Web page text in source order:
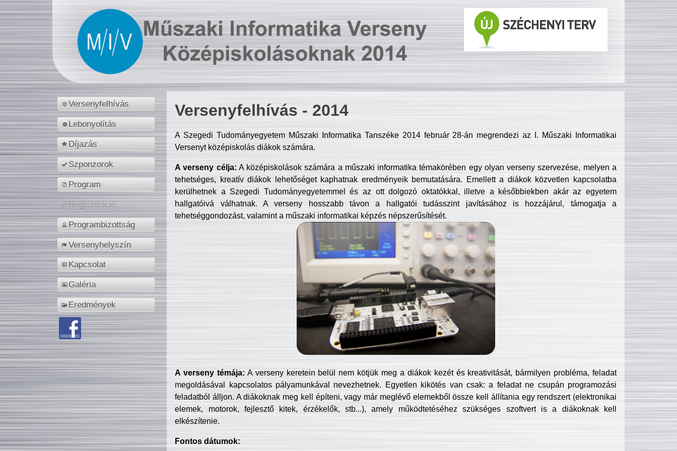
Versenyfelhívás
Lebonyolítás
Díjazás
Szponzorok
Program
Regisztráció
Programbizottság
Versenyhelyszín
Kapcsolat
Galéria
Eredmények
Versenyfelhívás - 2014
A Szegedi Tudományegyetem Műszaki Informatika Tanszéke 2014 február 28-án megrendezi az I. Műszaki Informatikai
Versenyt középiskolás diákok számára.
A verseny célja: A középiskolások számára a műszaki informatika témakörében egy olyan verseny szervezése, melyen a
tehetséges, kreatív diákok lehetőséget kaphatnak eredményeik bemutatására. Emellett a diákok közvetlen kapcsolatba
kerülhetnek a Szegedi Tudományegyetemmel és az ott dolgozó oktatókkal, illetve a későbbiekben akár az egyetem
hallgatóivá válhatnak. A verseny hosszabb távon a hallgatói tudásszint javításához is hozzájárul, támogatja a
tehetséggondozást, valamint a műszaki informatikai képzés népszerűsítését.
A verseny témája: A verseny keretein belül nem kötjük meg a diákok kezét és kreativitását, bármilyen probléma, feladat
megoldásával kapcsolatos pályamunkával nevezhetnek. Egyetlen kikötés van csak: a feladat ne csupán programozási
feladatból álljon. A diákoknak meg kell építeni, vagy már meglévő elemekből össze kell állítania egy rendszert (elektronikai
elemek, motorok, fejlesztő kitek, érzékelők, stb...), amely működtetéséhez szükséges szoftvert is a diákoknak kell
elkészítenie.
Fontos dátumok: